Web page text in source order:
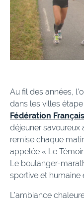
Au fil des années,
dans les villes
Fédération
déjeuner savoureux
remise chaque
appelée « Le
Le boulanger-
sportive et humaine
L’ambiance